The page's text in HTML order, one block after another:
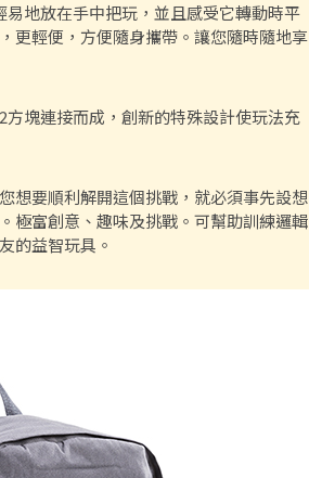
地放在手中把玩，並且感受它轉動時平
更輕便，方便隨身攜帶。讓您隨時隨地享
方塊連接而成，創新的特殊設計使玩法充
想要順利解開這個挑戰，就必須事先設想
極富創意、趣味及挑戰。可幫助訓練邏輯
的益智玩具。